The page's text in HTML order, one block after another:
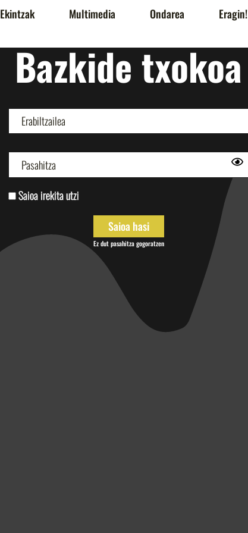
Ekintzak Multimedia Ondarea Eragin!
Bazkide txokoa
Saioa irekita utzi
Ez dut pasahitza gogoratzen